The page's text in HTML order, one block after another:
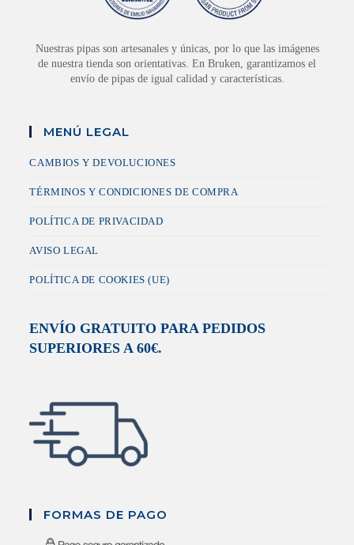
Nuestras pipas son artesanales y únicas, por lo que las imágenes
de nuestra tienda son orientativas. En Bruken, garantizamos el
envío de pipas de igual calidad y características.
MENÚ LEGAL
CAMBIOS Y DEVOLUCIONES
TÉRMINOS Y CONDICIONES DE COMPRA
POLÍTICA DE PRIVACIDAD
AVISO LEGAL
POLÍTICA DE COOKIES (UE)
ENVÍO GRATUITO PARA PEDIDOS
SUPERIORES A 60€.
FORMAS DE PAGO